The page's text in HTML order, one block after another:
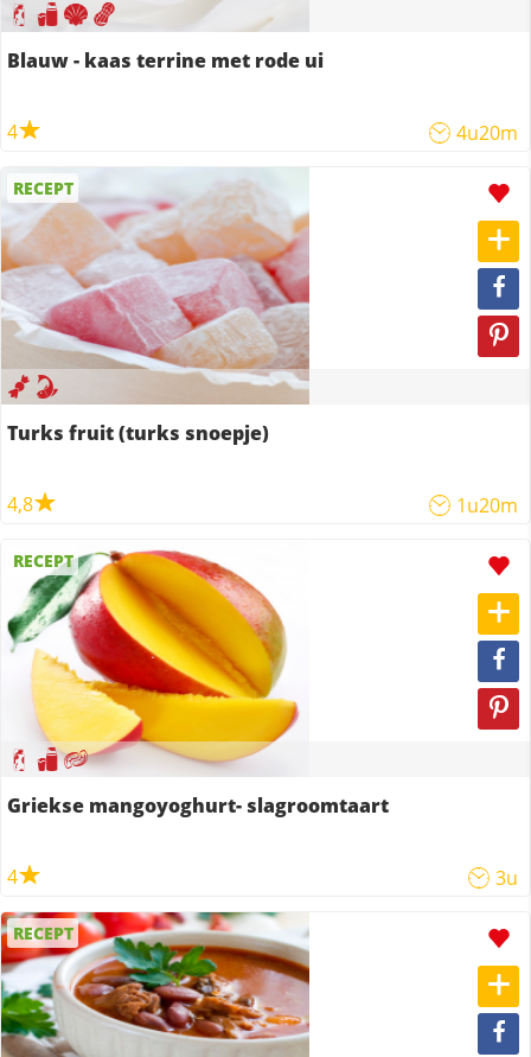
Blauw - kaas terrine met rode ui
4 4u20m
RECEPT
Turks fruit (turks snoepje)
4,8 1u20m
RECEPT
Griekse mangoyoghurt- slagroomtaart
4 3u
RECEPT